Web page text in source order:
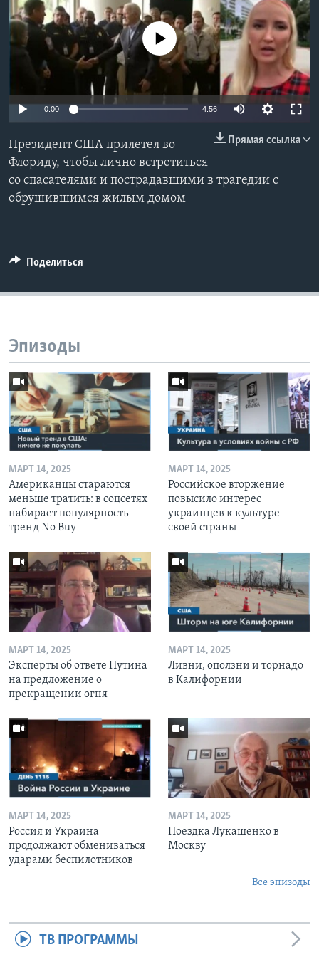
Learning English
СОЦИАЛЬНЫЕ СЕТИ
No media source currently available
0:00 4:56
Прямая ссылка
Президент США прилетел во
Флориду, чтобы лично встретиться
со спасателями и пострадавшими в трагедии с
обрушившимся жилым домом
Поделиться
Эпизоды
МАРТ 14, 2025
Американцы стараются
меньше тратить: в соцсетях
набирает популярность
тренд No Buy
МАРТ 14, 2025
Российское вторжение
повысило интерес
украинцев к культуре
своей страны
МАРТ 14, 2025
Эксперты об ответе Путина
на предложение о
прекращении огня
МАРТ 14, 2025
Ливни, оползни и торнадо
в Калифорнии
МАРТ 14, 2025
Россия и Украина
продолжают обмениваться
ударами беспилотников
МАРТ 14, 2025
Поездка Лукашенко в
Москву
Все эпизоды
ТВ ПРОГРАММЫ